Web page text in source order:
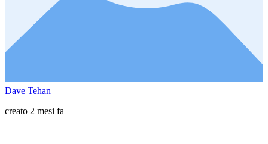
Dave Tehan
creato 2 mesi fa